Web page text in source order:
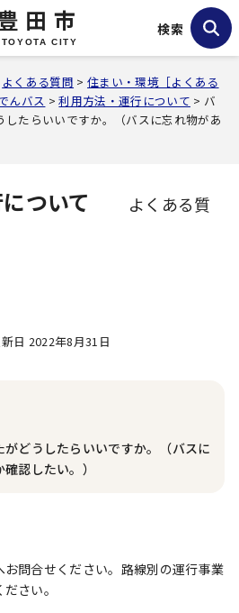
田市
TOYOTA CITY
検索
よくある質問 >住まい・環境［よくある
んバス >利用方法・運行について > バ
たらいいですか。（バスに忘れ物があ
ついて
よくある質
日 2022年8月31日
どうしたらいいですか。（バスに
認したい。）
問合せください。路線別の運行事業
さい。